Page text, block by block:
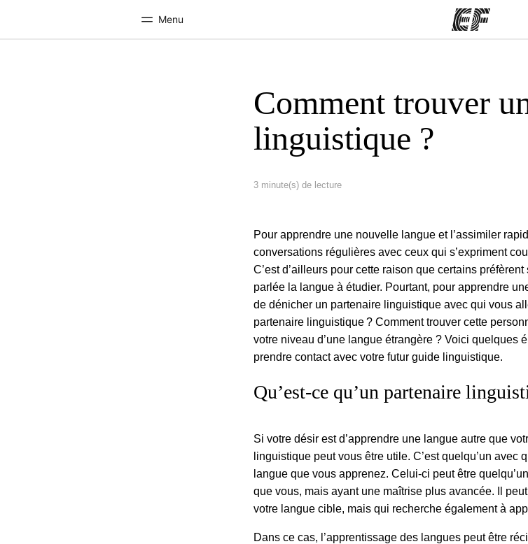
Menu
Programmes
Nos offres
Bureaux
Trouver un bureau
Comment trouver
linguistique ?
3 minute(s) de lecture
Pour apprendre une nouvelle langue et l’assimiler
conversations régulières avec ceux qui s’expriment
C’est d’ailleurs pour cette raison que certains
parlée la langue à étudier. Pourtant, pour apprendre
de dénicher un partenaire linguistique avec qui vous
partenaire linguistique ? Comment trouver cette
votre niveau d’une langue étrangère ? Voici quelques
prendre contact avec votre futur guide linguistique.
Qu’est-ce qu’un partenaire
Si votre désir est d’apprendre une langue autre que
linguistique peut vous être utile. C’est quelqu’un avec
langue que vous apprenez. Celui-ci peut être
que vous, mais ayant une maîtrise plus avancée. Il
votre langue cible, mais qui recherche également à
Dans ce cas, l’apprentissage des langues peut être